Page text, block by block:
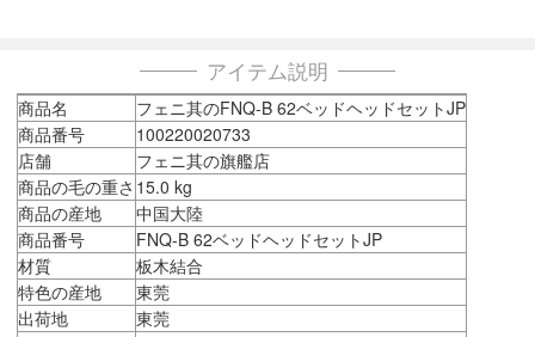
アイテム説明
商品名
フェニ其のFNQ-B 62ベッドヘッドセットJP
商品番号
100220020733
店舗
フェニ其の旗艦店
商品の毛の重さ 15.0 kg
商品の産地
中国大陸
商品番号
FNQ-B 62ベッドヘッドセットJP
材質
板木結合
特色の産地
東莞
出荷地
東莞